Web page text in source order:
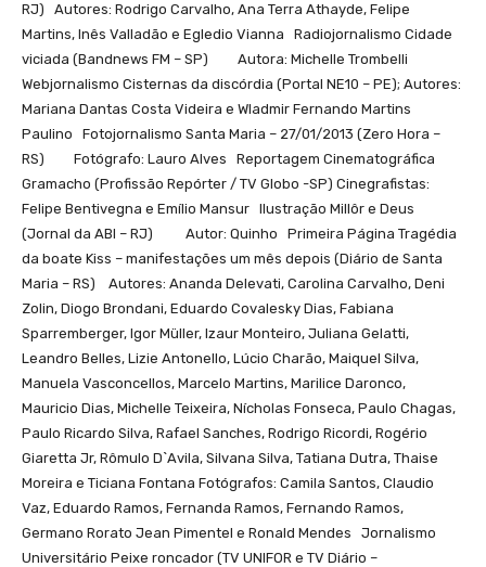
RJ) Autores: Rodrigo Carvalho, Ana Terra Athayde, Felipe
Martins, Inês Valladão e Egledio Vianna Radiojornalismo Cidade
viciada (Bandnews FM – SP) Autora: Michelle Trombelli
Webjornalismo Cisternas da discórdia (Portal NE10 – PE); Autores:
Mariana Dantas Costa Videira e Wladmir Fernando Martins
Paulino Fotojornalismo Santa Maria – 27/01/2013 (Zero Hora –
RS) Fotógrafo: Lauro Alves Reportagem Cinematográfica
Gramacho (Profissão Repórter / TV Globo -SP) Cinegrafistas:
Felipe Bentivegna e Emílio Mansur Ilustração Millôr e Deus
(Jornal da ABI – RJ) Autor: Quinho Primeira Página Tragédia
da boate Kiss – manifestações um mês depois (Diário de Santa
Maria – RS) Autores: Ananda Delevati, Carolina Carvalho, Deni
Zolin, Diogo Brondani, Eduardo Covalesky Dias, Fabiana
Sparremberger, Igor Müller, Izaur Monteiro, Juliana Gelatti,
Leandro Belles, Lizie Antonello, Lúcio Charão, Maiquel Silva,
Manuela Vasconcellos, Marcelo Martins, Marilice Daronco,
Mauricio Dias, Michelle Teixeira, Nícholas Fonseca, Paulo Chagas,
Paulo Ricardo Silva, Rafael Sanches, Rodrigo Ricordi, Rogério
Giaretta Jr, Rômulo D`Avila, Silvana Silva, Tatiana Dutra, Thaise
Moreira e Ticiana Fontana Fotógrafos: Camila Santos, Claudio
Vaz, Eduardo Ramos, Fernanda Ramos, Fernando Ramos,
Germano Rorato Jean Pimentel e Ronald Mendes Jornalismo
Universitário Peixe roncador (TV UNIFOR e TV Diário –